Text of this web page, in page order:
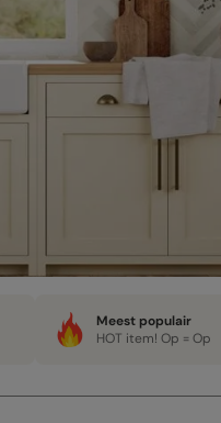
Meest populair
HOT item! Op = Op